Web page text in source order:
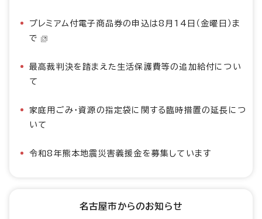
プレミアム付電子商品券の申込は8月14日（金曜日）ま
で
最高裁判決を踏まえた生活保護費等の追加給付につい
て
家庭用ごみ・資源の指定袋に関する臨時措置の延長につ
いて
令和8年熊本地震災害義援金を募集しています
名古屋市からのお知らせ